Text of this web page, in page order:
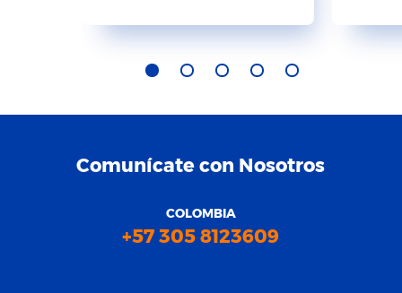
Comunícate con Nosotros
COLOMBIA
+57 305 8123609